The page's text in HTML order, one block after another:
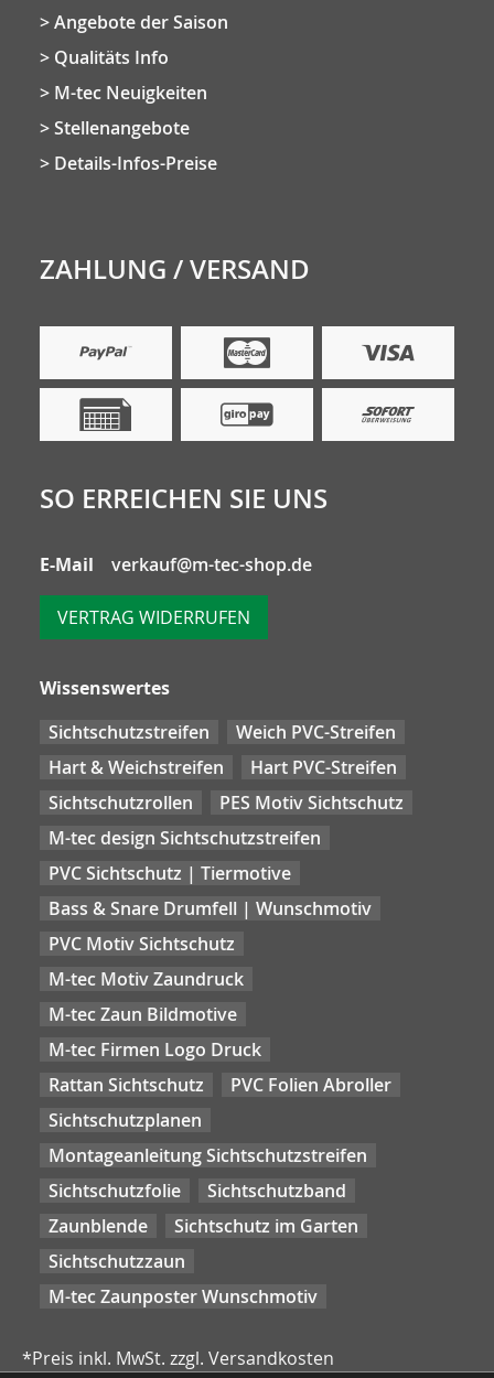
Angebote der Saison
Qualitäts Info
M-tec Neuigkeiten
Stellenangebote
Details-Infos-Preise
ZAHLUNG / VERSAND
SO ERREICHEN SIE UNS
E-Mail verkauf@m-tec-shop.de
VERTRAG WIDERRUFEN
Wissenswertes
Sichtschutzstreifen
Weich PVC-Streifen
Hart & Weichstreifen
Hart PVC-Streifen
Sichtschutzrollen
PES Motiv Sichtschutz
M-tec design Sichtschutzstreifen
PVC Sichtschutz | Tiermotive
Bass & Snare Drumfell | Wunschmotiv
PVC Motiv Sichtschutz
M-tec Motiv Zaundruck
M-tec Zaun Bildmotive
M-tec Firmen Logo Druck
Rattan Sichtschutz
PVC Folien Abroller
Sichtschutzplanen
Montageanleitung Sichtschutzstreifen
Sichtschutzfolie
Sichtschutzband
Zaunblende
Sichtschutz im Garten
Sichtschutzzaun
M-tec Zaunposter Wunschmotiv
*Preis inkl. MwSt. zzgl. Versandkosten